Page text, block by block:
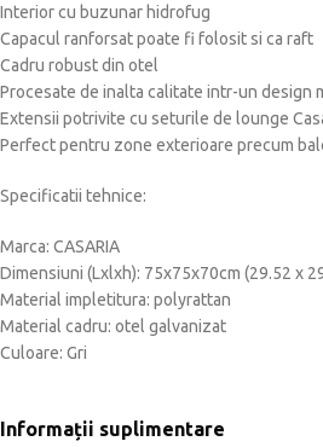
Interior cu buzunar hidrofug
Capacul ranforsat poate fi folosit si ca raft
Cadru robust din otel
Procesate de inalta calitate intr-un design
Extensii potrivite cu seturile de lounge
Perfect pentru zone exterioare precum
Specificatii tehnice:
Marca: CASARIA
Dimensiuni (Lxlxh): 75x75x70cm (29.52 x
Material impletitura: polyrattan
Material cadru: otel galvanizat
Culoare: Gri
Informații suplimentare